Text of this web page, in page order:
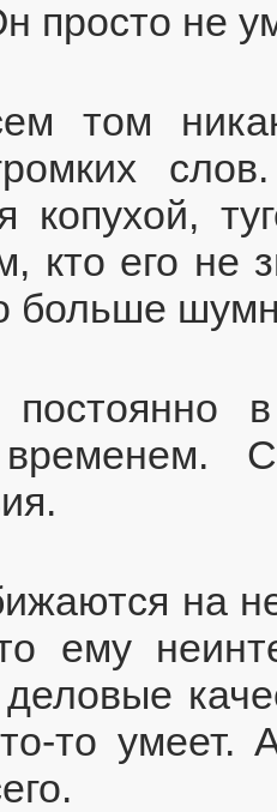
просто не
том
копухой,
кто его не
больше
постоянно
на
ему
то